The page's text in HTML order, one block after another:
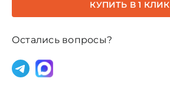
Анжелика
квинтэссенция
КУПИТЬ В 1 КЛИК
Остались вопросы?